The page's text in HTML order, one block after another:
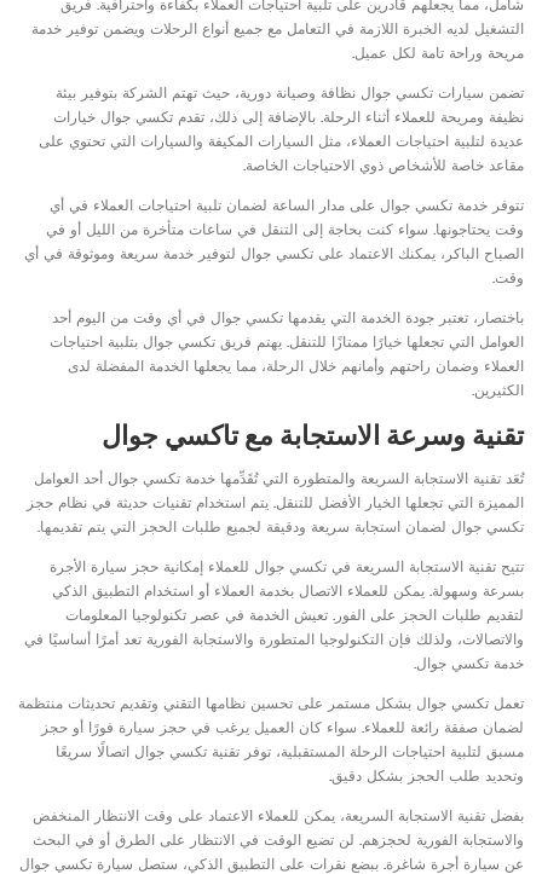
شامل، مما يجعلهم قادرين على تلبية احتياجات العملاء بكفاءة واحترافية. فريق
التشغيل لديه الخبرة اللازمة في التعامل مع جميع أنواع الرحلات ويضمن توفير خدمة
مريحة وراحة تامة لكل عميل.
تضمن سيارات تكسي جوال نظافة وصيانة دورية، حيث تهتم الشركة بتوفير بيئة
نظيفة ومريحة للعملاء أثناء الرحلة. بالإضافة إلى ذلك، تقدم تكسي جوال خيارات
عديدة لتلبية احتياجات العملاء، مثل السيارات المكيفة والسيارات التي تحتوي على
مقاعد خاصة للأشخاص ذوي الاحتياجات الخاصة.
تتوفر خدمة تكسي جوال على مدار الساعة لضمان تلبية احتياجات العملاء في أي
وقت يحتاجونها. سواء كنت بحاجة إلى التنقل في ساعات متأخرة من الليل أو في
الصباح الباكر، يمكنك الاعتماد على تكسي جوال لتوفير خدمة سريعة وموثوقة في أي
وقت.
باختصار، تعتبر جودة الخدمة التي يقدمها تكسي جوال في أي وقت من اليوم أحد
العوامل التي تجعلها خيارًا ممتازًا للتنقل. يهتم فريق تكسي جوال بتلبية احتياجات
العملاء وضمان راحتهم وأمانهم خلال الرحلة، مما يجعلها الخدمة المفضلة لدى
الكثيرين.
تقنية وسرعة الاستجابة مع تاكسي جوال
تُعَد تقنية الاستجابة السريعة والمتطورة التي تُقَدِّمها خدمة تكسي جوال أحد العوامل
المميزة التي تجعلها الخيار الأفضل للتنقل. يتم استخدام تقنيات حديثة في نظام حجز
تكسي جوال لضمان استجابة سريعة ودقيقة لجميع طلبات الحجز التي يتم تقديمها.
تتيح تقنية الاستجابة السريعة في تكسي جوال للعملاء إمكانية حجز سيارة الأجرة
بسرعة وسهولة. يمكن للعملاء الاتصال بخدمة العملاء أو استخدام التطبيق الذكي
لتقديم طلبات الحجز على الفور. تعيش الخدمة في عصر تكنولوجيا المعلومات
والاتصالات، ولذلك فإن التكنولوجيا المتطورة والاستجابة الفورية تعد أمرًا أساسيًا في
خدمة تكسي جوال.
تعمل تكسي جوال بشكل مستمر على تحسين نظامها التقني وتقديم تحديثات منتظمة
لضمان صفقة رائعة للعملاء. سواء كان العميل يرغب في حجز سيارة فورًا أو حجز
مسبق لتلبية احتياجات الرحلة المستقبلية، توفر تقنية تكسي جوال اتصالًا سريعًا
وتحديد طلب الحجز بشكل دقيق.
بفضل تقنية الاستجابة السريعة، يمكن للعملاء الاعتماد على وقت الانتظار المنخفض
والاستجابة الفورية لحجزهم. لن تضيع الوقت في الانتظار على الطرق أو في البحث
عن سيارة أجرة شاغرة. ببضع نقرات على التطبيق الذكي، ستصل سيارة تكسي جوال